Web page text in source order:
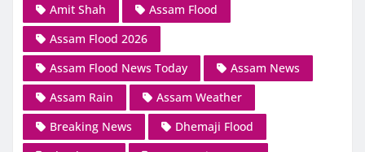
Amit Shah
Assam Flood
Assam Flood 2026
Assam Flood News Today
Assam News
Assam Rain
Assam Weather
Breaking News
Dhemaji Flood